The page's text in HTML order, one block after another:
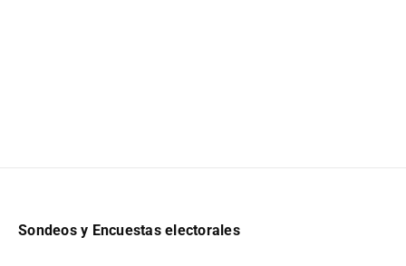
Sondeos y Encuestas electorales